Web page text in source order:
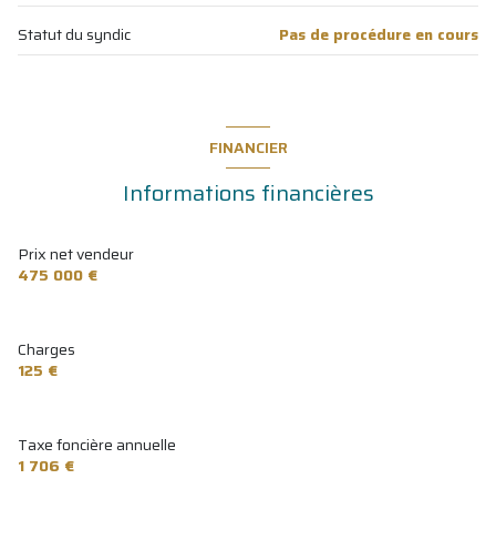
Statut du syndic
Pas de procédure en cours
FINANCIER
Informations financières
Prix net vendeur
475 000 €
Charges
125 €
Taxe foncière annuelle
1 706 €